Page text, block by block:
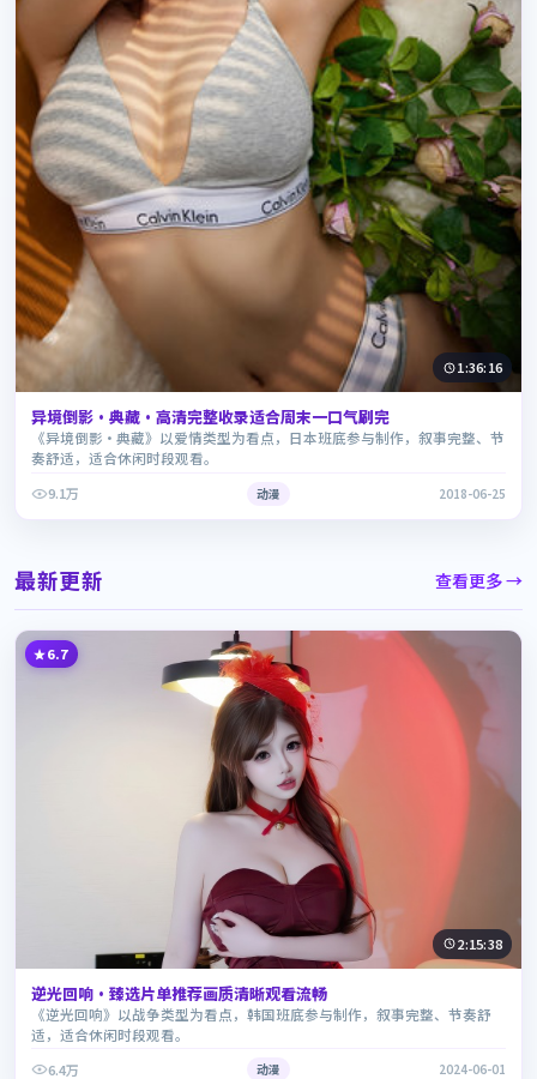
1:36:16
异境倒影·典藏·高清完整收录适合周末一口气刷完
《异境倒影·典藏》以爱情类型为看点，日本班底参与制作，叙事完整、节
奏舒适，适合休闲时段观看。
9.1万
动漫 2018-06-25
最新更新 查看更多 →
6.7
2:15:38
逆光回响·臻选片单推荐画质清晰观看流畅
《逆光回响》以战争类型为看点，韩国班底参与制作，叙事完整、节奏舒
适，适合休闲时段观看。
6.4万
动漫 2024-06-01